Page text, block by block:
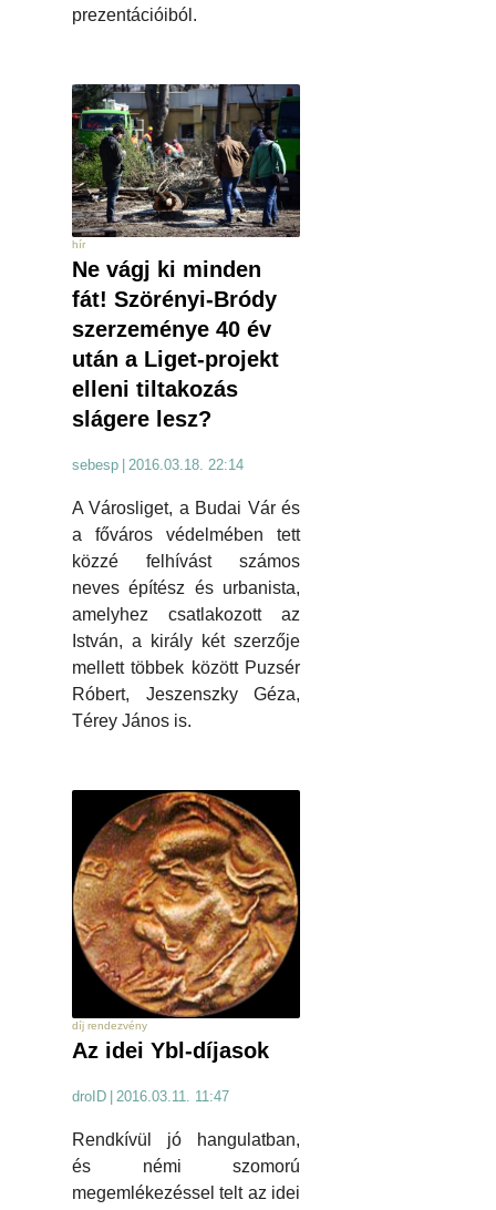
prezentációiból.
hír
Ne vágj ki minden
fát! Szörényi-Bródy
szerzeménye 40 év
után a Liget-projekt
elleni tiltakozás
slágere lesz?
sebesp 2016.03.18. 22:14
A Városliget, a Budai Vár és
a főváros védelmében tett
közzé felhívást számos
neves építész és urbanista,
amelyhez csatlakozott az
István, a király két szerzője
mellett többek között Puzsér
Róbert, Jeszenszky Géza,
Térey János is.
díj rendezvény
Az idei Ybl-díjasok
droID 2016.03.11. 11:47
Rendkívül jó hangulatban,
és némi szomorú
megemlékezéssel telt az idei